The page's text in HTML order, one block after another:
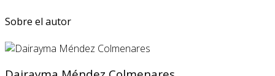
Sobre el autor